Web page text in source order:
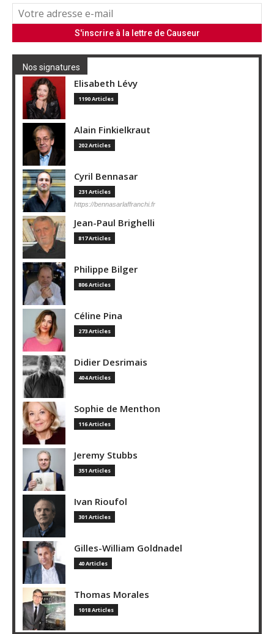
Nos signatures
Elisabeth Lévy
1190 Articles
Alain Finkielkraut
202 Articles
Cyril Bennasar
231 Articles
https://bennasarlaffranchi.fr
Jean-Paul Brighelli
817 Articles
Philippe Bilger
806 Articles
Céline Pina
273 Articles
Didier Desrimais
404 Articles
Sophie de Menthon
116 Articles
Jeremy Stubbs
351 Articles
Ivan Rioufol
301 Articles
Gilles-William Goldnadel
40 Articles
Thomas Morales
1018 Articles